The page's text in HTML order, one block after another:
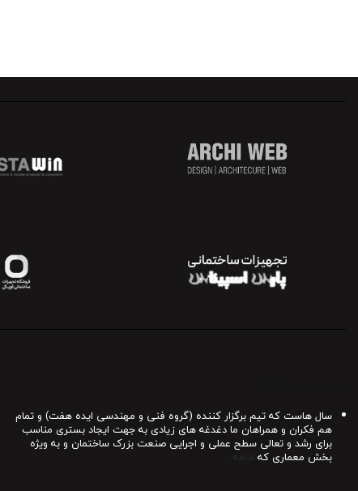
سال هاست که تیم برگزار کننده (گروه فنی و مهندسی ایده هفت) و تمام
هم فکران و همراهان ما دغدغه های زیادی به جهت ایجاد بستری مناسب
برای رشد و تعالی سطح عملی و اجرایی صنعت بزرک ساختمان و به ویژه
بخش معماری که ادامه ..